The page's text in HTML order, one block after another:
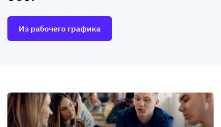
Из рабочего графика